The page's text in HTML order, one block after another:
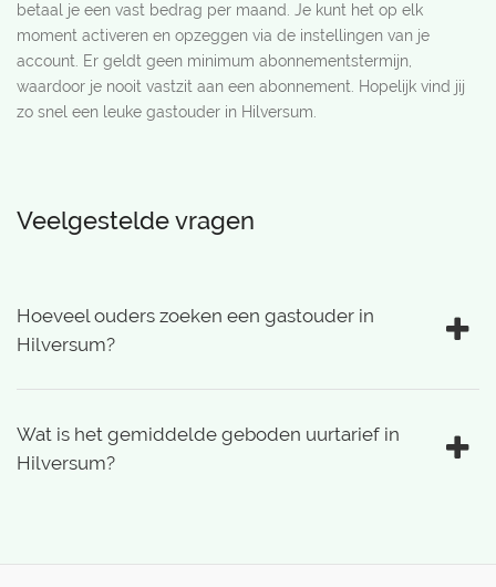
betaal je een vast bedrag per maand. Je kunt het op elk
moment activeren en opzeggen via de instellingen van je
account. Er geldt geen minimum abonnementstermijn,
waardoor je nooit vastzit aan een abonnement. Hopelijk vind jij
zo snel een leuke gastouder in Hilversum.
Veelgestelde vragen
Hoeveel ouders zoeken een gastouder in
Hilversum?
Wat is het gemiddelde geboden uurtarief in
Hilversum?